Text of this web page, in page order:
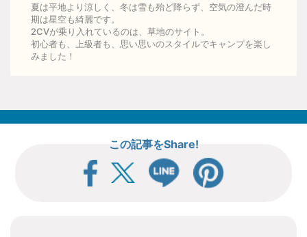
夏は平地より涼しく、冬は雪も殆ど降らず、空気の澄んだ時
期は星空も綺麗です。
2CVが乗り入れているのは、草地のサイト。
初心者も、上級者も、思い思いのスタイルでキャンプを楽し
みました！
この記事をShare!